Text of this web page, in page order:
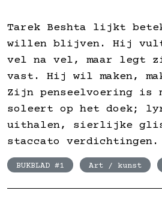
Tarek Beshta lijkt
willen blijven. Hij vult
vel na vel, maar legt
vast. Hij wil maken,
Zijn penseelvoering is
soleert op het doek;
uithalen, sierlijke
staccato verdichtingen.
BUKBLAD #1 Art / kunst